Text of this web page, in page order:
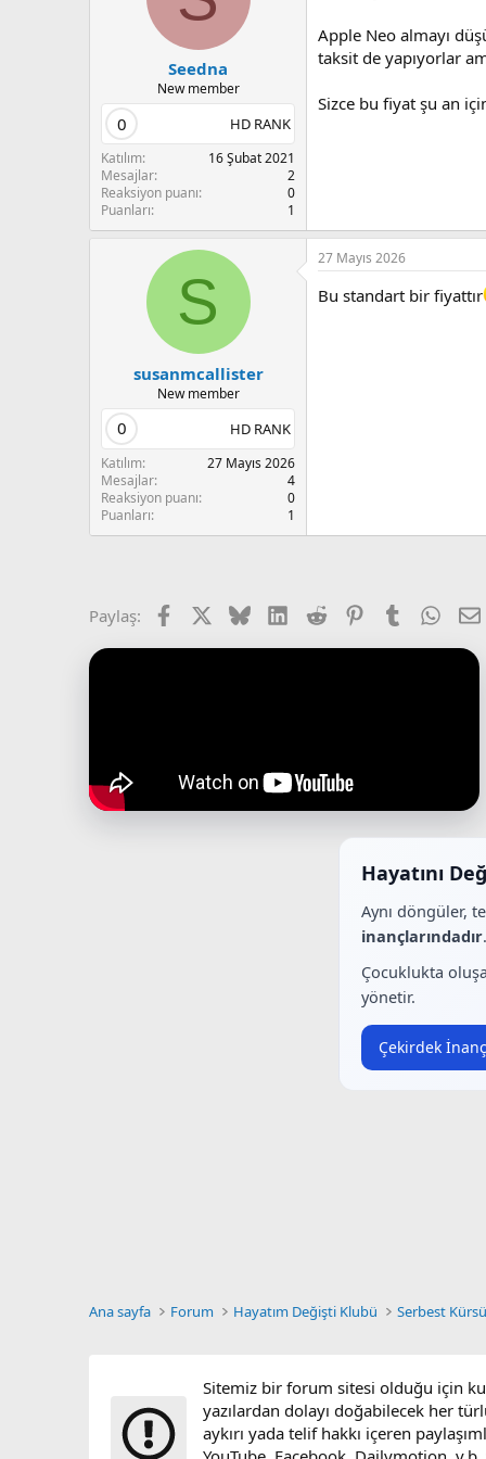
Seedna
New member
0 HD RANK
Katılım
16 Şubat 2021
Mesajlar
2
Reaksiyon puanı
0
Puanları
1
Apple Neo almayı
taksit de yapıyorlar
Sizce bu fiyat şu an
S
susanmcallister
New member
0 HD RANK
Katılım
27 Mayıs 2026
Mesajlar
4
Reaksiyon puanı
0
Puanları
1
27 Mayıs 2026
Bu standart bir fiyattır
Paylaş: FacebookX (Twitter)
BlueskyLinkedIn
Reddit PinterestTumblr
Hayatını
Aynı döngüler,
inançlarındadır.
Çocuklukta
yönetir.
Çekirdek
Ana sayfa Forum Hayatım Değişti Klubü Serbest Kürsü
Sitemiz bir forum sitesi olduğu için
yazılardan dolayı doğabilecek her
aykırı yada telif hakkı içeren